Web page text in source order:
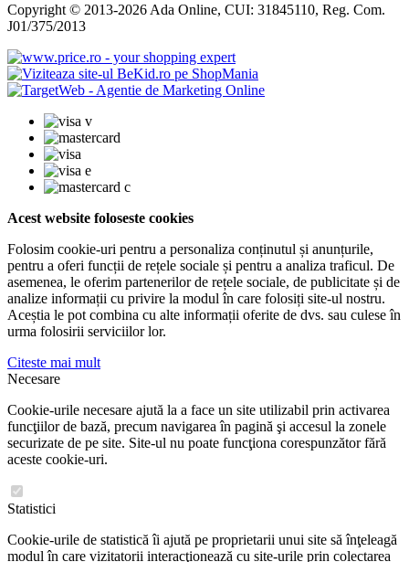
Copyright © 2013-2026 Ada Online, CUI: 31845110, Reg. Com.
J01/375/2013
Acest website foloseste cookies
Folosim cookie-uri pentru a personaliza conținutul și anunțurile,
pentru a oferi funcții de rețele sociale și pentru a analiza traficul. De
asemenea, le oferim partenerilor de rețele sociale, de publicitate și de
analize informații cu privire la modul în care folosiți site-ul nostru.
Aceștia le pot combina cu alte informații oferite de dvs. sau culese în
urma folosirii serviciilor lor.
Citeste mai mult
Necesare
Cookie-urile necesare ajută la a face un site utilizabil prin activarea
funcţiilor de bază, precum navigarea în pagină şi accesul la zonele
securizate de pe site. Site-ul nu poate funcţiona corespunzător fără
aceste cookie-uri.
Statistici
Cookie-urile de statistică îi ajută pe proprietarii unui site să înţeleagă
modul în care vizitatorii interacţionează cu site-urile prin colectarea